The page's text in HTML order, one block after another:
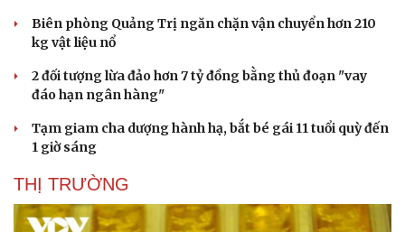
Tư vấn
Săn Tour
check-in
Podcast
Câu chuyện thời sự
Hạt giống tâm hồn
Biên phòng Quảng Trị ngăn chặn vận chuyển hơn 210
kg vật liệu nổ
2 đối tượng lừa đảo hơn 7 tỷ đồng bằng thủ đoạn "vay
đáo hạn ngân hàng"
Tạm giam cha dượng hành hạ, bắt bé gái 11 tuổi quỳ đến
1 giờ sáng
THỊ TRƯỜNG